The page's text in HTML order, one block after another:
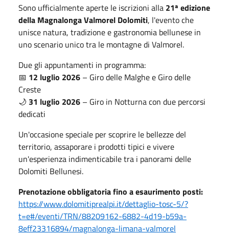
Sono ufficialmente aperte le iscrizioni alla 21ª edizione
della Magnalonga Valmorel Dolomiti, l'evento che
unisce natura, tradizione e gastronomia bellunese in
uno scenario unico tra le montagne di Valmorel.
Due gli appuntamenti in programma:
📅 12 luglio 2026 – Giro delle Malghe e Giro delle
Creste
🌙 31 luglio 2026 – Giro in Notturna con due percorsi
dedicati
Un'occasione speciale per scoprire le bellezze del
territorio, assaporare i prodotti tipici e vivere
un'esperienza indimenticabile tra i panorami delle
Dolomiti Bellunesi.
Prenotazione obbligatoria fino a esaurimento posti:
https://www.dolomitiprealpi.it/dettaglio-tosc-5/?
t=e#/eventi/TRN/88209162-6882-4d19-b59a-
8eff23316894/magnalonga-limana-valmorel